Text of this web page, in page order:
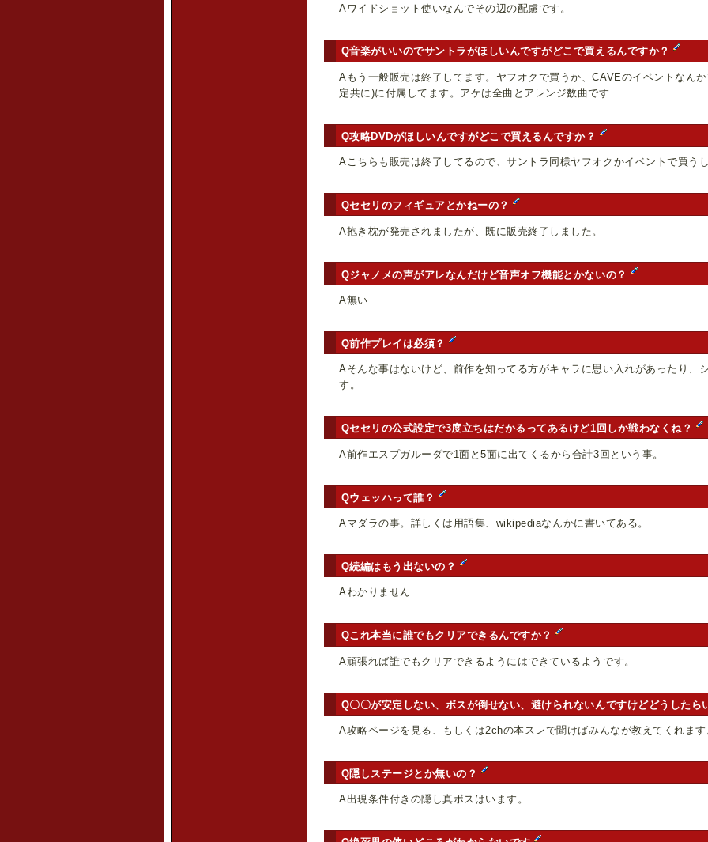
Aワイドショット使いなんでその辺の配慮です。
Q音楽がいいのでサントラがほしいんですがどこで買えるんですか？
Aもう一般販売は終了してます。ヤフオクで買うか、CAVEのイベントなん
定共に)に付属してます。アケは全曲とアレンジ数曲です
Q攻略DVDがほしいんですがどこで買えるんですか？
Aこちらも販売は終了してるので、サントラ同様ヤフオクかイベントで買うし
Qセセリのフィギュアとかねーの？
A抱き枕が発売されましたが、既に販売終了しました。
Qジャノメの声がアレなんだけど音声オフ機能とかないの？
A無い
Q前作プレイは必須？
Aそんな事はないけど、前作を知ってる方がキャラに思い入れがあったり、
す。
Qセセリの公式設定で3度立ちはだかるってあるけど1回しか戦わなくね？
A前作エスプガルーダで1面と5面に出てくるから合計3回という事。
Qウェッハって誰？
Aマダラの事。詳しくは用語集、wikipediaなんかに書いてある。
Q続編はもう出ないの？
Aわかりません
Qこれ本当に誰でもクリアできるんですか？
A頑張れば誰でもクリアできるようにはできているようです。
Q〇〇が安定しない、ボスが倒せない、避けられないんですけどどうしたら
A攻略ページを見る、もしくは2chの本スレで聞けばみんなが教えてくれます
Q隠しステージとか無いの？
A出現条件付きの隠し真ボスはいます。